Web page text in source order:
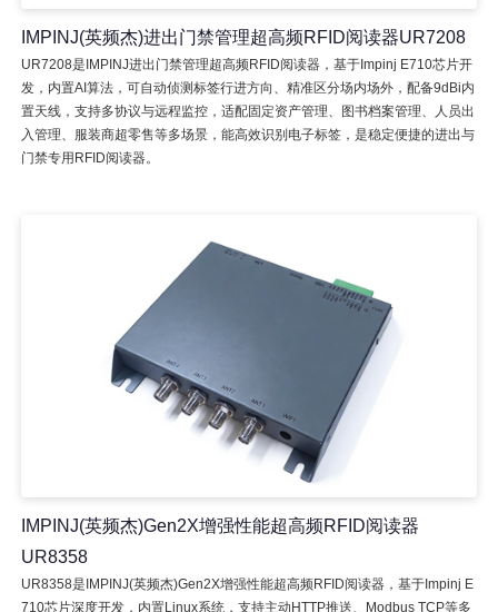
IMPINJ(英频杰)进出门禁管理超高频RFID阅读器UR7208
UR7208是IMPINJ进出门禁管理超高频RFID阅读器，基于Impinj E710芯片开
发，内置AI算法，可自动侦测标签行进方向、精准区分场内场外，配备9dBi内
置天线，支持多协议与远程监控，适配固定资产管理、图书档案管理、人员出
入管理、服装商超零售等多场景，能高效识别电子标签，是稳定便捷的进出与
门禁专用RFID阅读器。
IMPINJ(英频杰)Gen2X增强性能超高频RFID阅读器
UR8358
UR8358是IMPINJ(英频杰)Gen2X增强性能超高频RFID阅读器，基于Impinj E
710芯片深度开发，内置Linux系统，支持主动HTTP推送、Modbus TCP等多